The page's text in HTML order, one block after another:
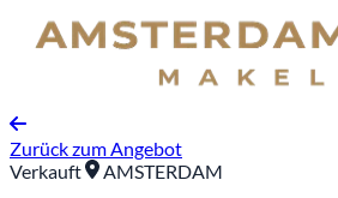
Zurück zum Angebot
Verkauft
AMSTERDAM